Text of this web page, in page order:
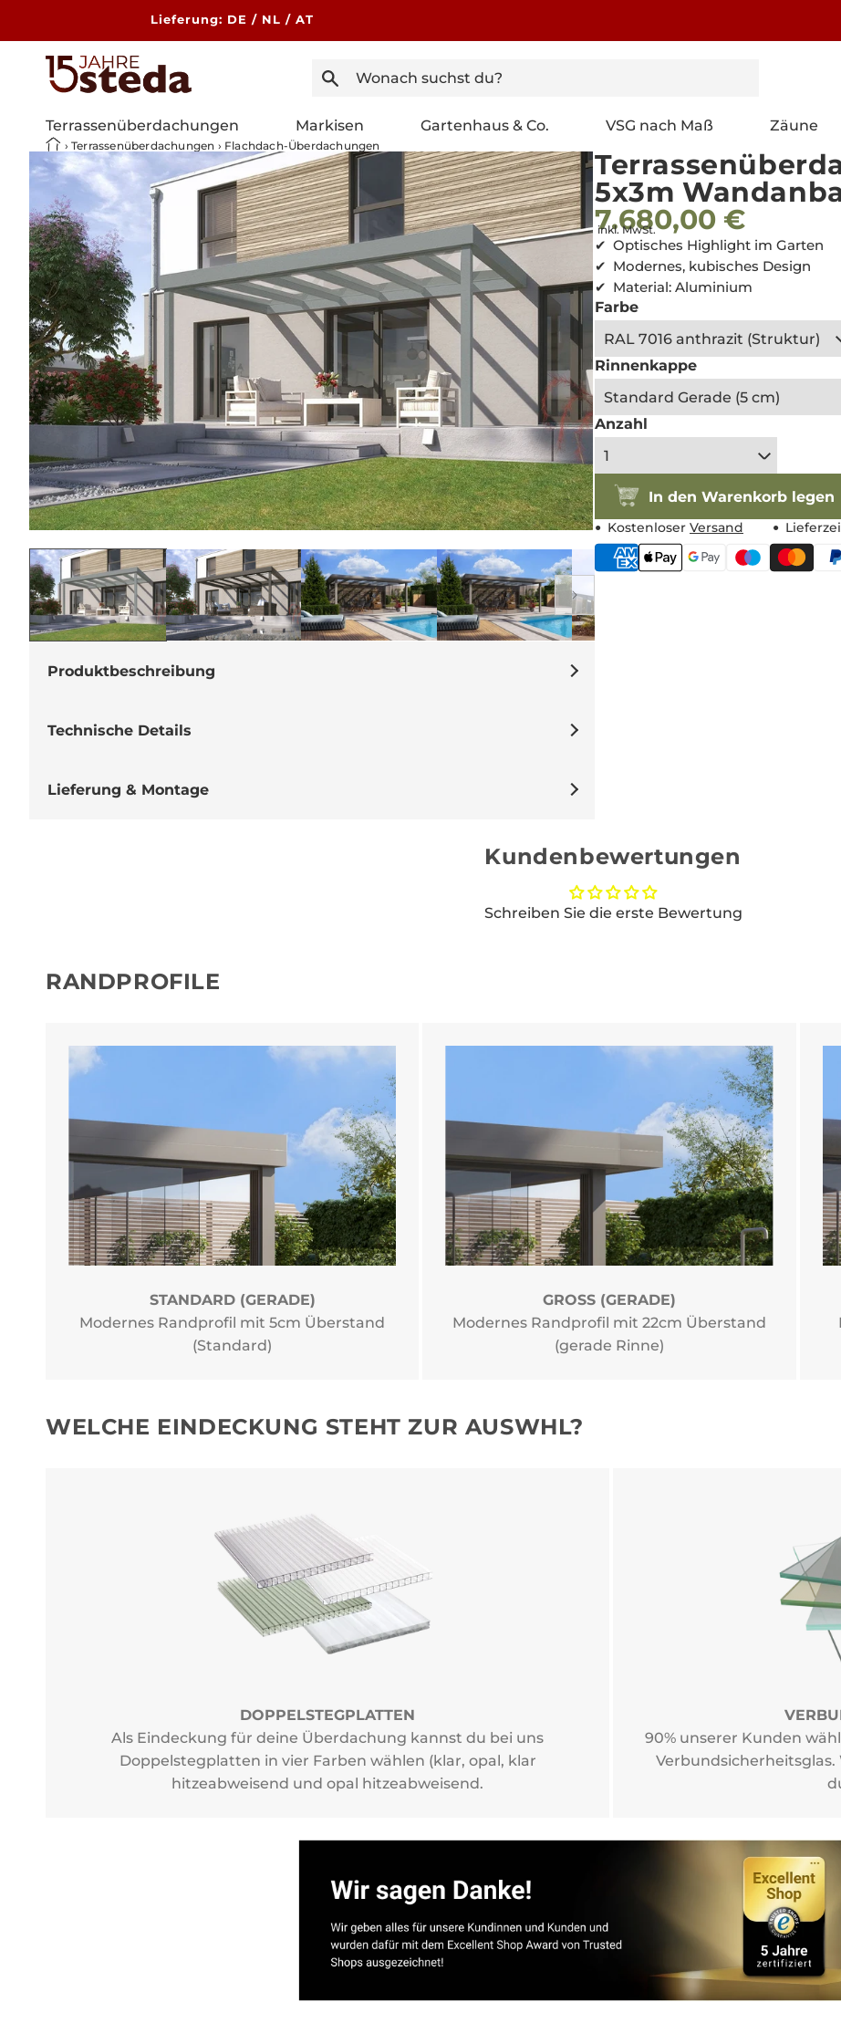
Lieferung: DE / NL / AT
Terrassenüberdachungen Markisen Gartenhaus & Co. VSG nach Maß Zäune
› Terrassenüberdachungen › Flachdach-Überdachungen
1
in
Modal
öffnen
Produktbeschreibung
Technische Details
Lieferung & Montage
5x3m
Normaler
Preis
7.680,00 €
Normaler
Preis
inkl. MwSt.
Optisches Highlight im Garten
Modernes, kubisches Design
Material: Aluminium
Farbe
Rinnenkappe
Anzahl
In den Warenkorb legen
Kostenloser Versand
Kundenbewertungen
Schreiben Sie die erste Bewertung
RANDPROFILE
STANDARD (GERADE)
Modernes Randprofil mit 5cm Überstand
(Standard)
GROSS (GERADE)
Modernes Randprofil mit 22cm Überstand
(gerade Rinne)
WELCHE EINDECKUNG STEHT ZUR AUSWHL?
DOPPELSTEGPLATTEN
Als Eindeckung für deine Überdachung kannst du bei uns
Doppelstegplatten in vier Farben wählen (klar, opal, klar
hitzeabweisend und opal hitzeabweisend.
90% unserer Kunden